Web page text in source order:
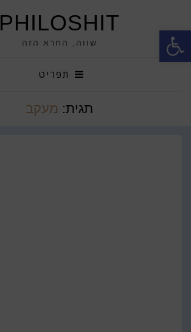
פתח סרגל נגישות PHILOSHIT
שווה, החרא הזה
תפריט
תגית: מעקב